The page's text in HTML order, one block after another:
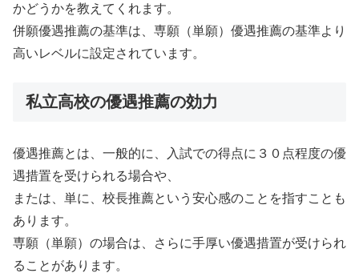
かどうかを教えてくれます。
併願優遇推薦の基準は、専願（単願）優遇推薦の基準より
高いレベルに設定されています。
私立高校の優遇推薦の効力
優遇推薦とは、一般的に、入試での得点に３０点程度の優
遇措置を受けられる場合や、
または、単に、校長推薦という安心感のことを指すことも
あります。
専願（単願）の場合は、さらに手厚い優遇措置が受けられ
ることがあります。